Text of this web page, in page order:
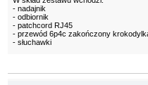
- nadajnik
- odbiornik
- patchcord RJ45
- przewód 6p4c zakończony
- słuchawki